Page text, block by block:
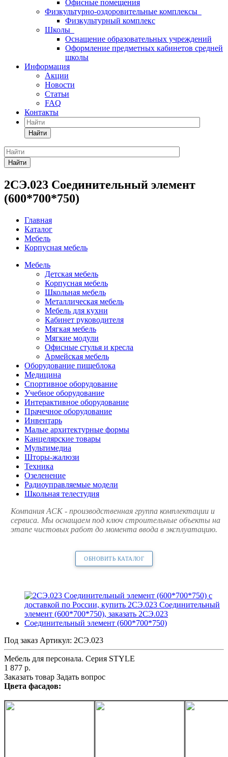
Офисные помещения
Физкультурно-оздоровительные комплексы
Физкультурный комплекс
Школы
Оснащение образовательных учреждений
Оформление предметных кабинетов средней
школы
Информация
Акции
Новости
Статьи
FAQ
Контакты
Найти
Найти
2СЭ.023 Соединительный элемент
(600*700*750)
Главная
Каталог
Мебель
Корпусная мебель
Мебель
Детская мебель
Корпусная мебель
Школьная мебель
Металлическая мебель
Мебель для кухни
Кабинет руководителя
Мягкая мебель
Мягкие модули
Офисные стулья и кресла
Армейская мебель
Оборудование пищеблока
Медицина
Спортивное оборудование
Учебное оборудование
Интерактивное оборудование
Прачечное оборудование
Инвентарь
Малые архитектурные формы
Канцелярские товары
Мультимедиа
Шторы-жалюзи
Техника
Озеленение
Радиоуправляемые модели
Школьная телестудия
Компания АСК - производственная группа комплектации и
сервиса. Мы оснащаем под ключ строительные объекты на
этапе чистовых работ до момента ввода в эксплуатацию.
ОБНОВИТЬ КАТАЛОГ
Под заказ Артикул: 2СЭ.023
Мебель для персонала. Серия STYLE
1 877 р.
Заказать товар Задать вопрос
Цвета фасадов: